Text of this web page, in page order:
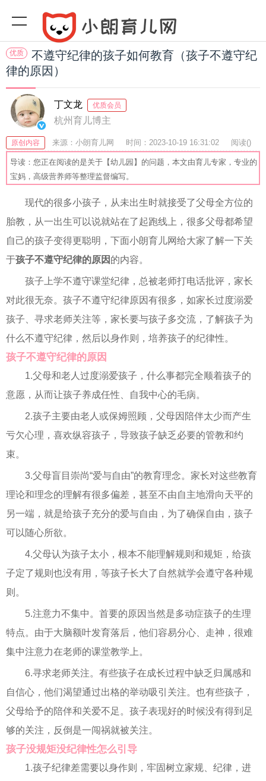
优质
不遵守纪律的孩子如何教育（孩子不遵守纪
律的原因）
丁文龙 优质会员
杭州育儿博主
原创内容 来源：小朗育儿网 时间：2023-10-19 16:31:02 阅读()
收藏：28 分享：50 爆
导读：您正在阅读的是关于【幼儿园】的问题，本文由育儿专家，专业的
宝妈，高级营养师等整理监督编写。
现代的很多小孩子，从未出生时就接受了父母全方位的
胎教，从一出生可以说就站在了起跑线上，很多父母都希望
自己的孩子变得更聪明，下面小朗育儿网给大家了解一下关
于孩子不遵守纪律的原因 的内容。
孩子上学不遵守课堂纪律，总被老师打电话批评，家长
对此很无奈。孩子不遵守纪律原因有很多，如家长过度溺爱
孩子、寻求老师关注等，家长要与孩子多交流，了解孩子为
什么不遵守纪律，然后以身作则，培养孩子的纪律性。
孩子不遵守纪律的原因
1.父母和老人过度溺爱孩子，什么事都完全顺着孩子的
意愿，从而让孩子养成任性、自我中心的毛病。
2.孩子主要由老人或保姆照顾，父母因陪伴太少而产生
亏欠心理，喜欢纵容孩子，导致孩子缺乏必要的管教和约
束。
3.父母盲目崇尚“爱与自由”的教育理念。家长对这些教育
理论和理念的理解有很多偏差，甚至不由自主地滑向天平的
另一端，就是给孩子充分的爱与自由，为了确保自由，孩子
可以随心所欲。
4.父母认为孩子太小，根本不能理解规则和规矩，给孩
子定了规则也没有用，等孩子长大了自然就学会遵守各种规
则。
5.注意力不集中。首要的原因当然是多动症孩子的生理
特点。由于大脑额叶发育落后，他们容易分心、走神，很难
集中注意力在老师的课堂教学上。
6.寻求老师关注。有些孩子在成长过程中缺乏归属感和
自信心，他们渴望通过出格的举动吸引关注。也有些孩子，
父母给予的陪伴和关爱不足。孩子表现好的时候没有得到足
够的关注，反倒是一闯祸就被关注。
孩子没规矩没纪律性怎么引导
1.孩子纪律差需要以身作则，牢固树立家规、纪律，进